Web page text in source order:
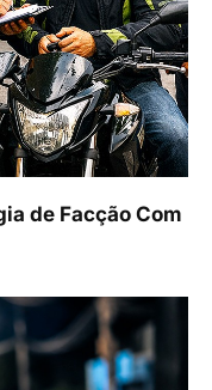
de Facção Com